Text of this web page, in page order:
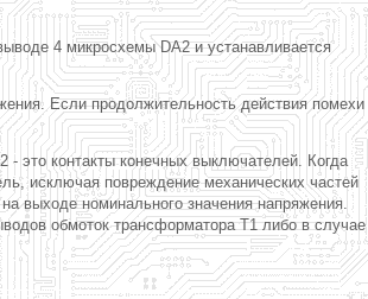
4 микросхемы DA2 и устанавливается
Если продолжительность действия помехи
это контакты конечных выключателей. Когда
исключая повреждение механических частей
выходе номинального значения напряжения.
обмоток трансформатора Т1 либо в случае